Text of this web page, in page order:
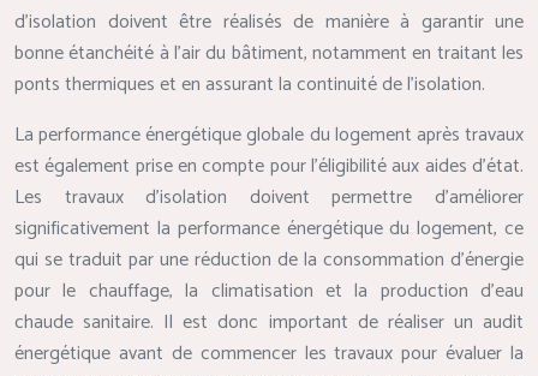
d’isolation doivent être réalisés de manière à garantir une
bonne étanchéité à l’air du bâtiment, notamment en traitant les
ponts thermiques et en assurant la continuité de l’isolation.
La performance énergétique globale du logement après travaux
est également prise en compte pour l’éligibilité aux aides d’état.
Les travaux d’isolation doivent permettre d’améliorer
significativement la performance énergétique du logement, ce
qui se traduit par une réduction de la consommation d’énergie
pour le chauffage, la climatisation et la production d’eau
chaude sanitaire. Il est donc important de réaliser un audit
énergétique avant de commencer les travaux pour évaluer la